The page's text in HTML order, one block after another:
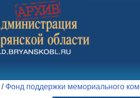
/ Фонд поддержки мемориального